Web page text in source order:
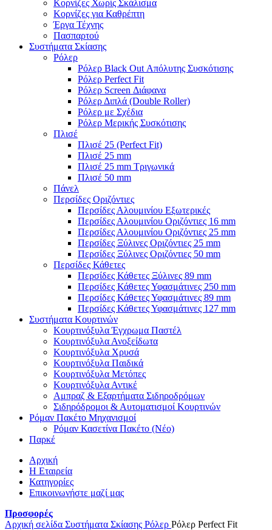
Κορνίζες Χωρίς Σκάλισμα
Κορνίζες για Καθρέπτη
Έργα Τέχνης
Πασπαρτού
Συστήματα Σκίασης
Ρόλερ
Ρόλερ Black Out Απόλυτης Συσκότισης
Ρόλερ Perfect Fit
Ρόλερ Screen Διάφανα
Ρόλερ Διπλά (Double Roller)
Ρόλερ με Σχέδια
Ρόλερ Μερικής Συσκότισης
Πλισέ
Πλισέ 25 (Perfect Fit)
Πλισέ 25 mm
Πλισέ 25 mm Τριγωνικά
Πλισέ 50 mm
Πάνελ
Περσίδες Οριζόντιες
Περσίδες Αλουμινίου Εξωτερικές
Περσίδες Αλουμινίου Οριζόντιες 16 mm
Περσίδες Αλουμινίου Οριζόντιες 25 mm
Περσίδες Ξύλινες Οριζόντιες 25 mm
Περσίδες Ξύλινες Οριζόντιες 50 mm
Περσίδες Κάθετες
Περσίδες Κάθετες Ξύλινες 89 mm
Περσίδες Κάθετες Υφασμάτινες 250 mm
Περσίδες Κάθετες Υφασμάτινες 89 mm
Περσίδες Κάθετες Υφασμάτινες 127 mm
Συστήματα Κουρτινών
Κουρτινόξυλα Έγχρωμα Παστέλ
Κουρτινόξυλα Ανοξείδωτα
Κουρτινόξυλα Χρυσά
Κουρτινόξυλα Παιδικά
Κουρτινόξυλα Μετόπες
Κουρτινόξυλα Αντικέ
Αμπραζ & Εξαρτήματα Σιδηροδρόμων
Σιδηρόδρομοι & Αυτοματισμοί Κουρτινών
Ρόμαν Πακέτο Μηχανισμοί
Ρόμαν Κασετίνα Πακέτο (Νέο)
Παρκέ
Αρχική
Η Εταιρεία
Κατηγορίες
Επικοινωνήστε μαζί μας
Προσφορές
Αρχική σελίδα Συστήματα Σκίασης Ρόλερ Ρόλερ Perfect Fit